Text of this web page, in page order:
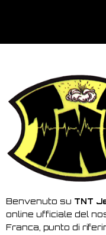
Benvenuto su TNT
online ufficiale del
Franca, punto di